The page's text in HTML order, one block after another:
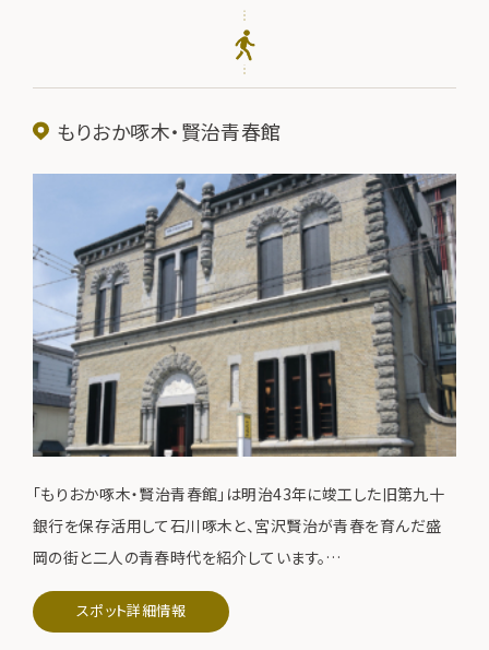
もりおか啄木・賢治青春館
「もりおか啄木・賢治青春館」は明治43年に竣工した旧第九十
銀行を保存活用して石川啄木と、宮沢賢治が青春を育んだ盛
岡の街と二人の青春時代を紹介しています。
平成16年7月6日 国の重要文化財に指定
スポット詳細情報